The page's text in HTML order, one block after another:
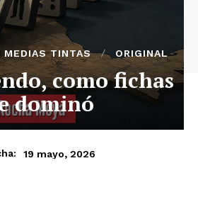
MEDIAS TINTAS ORIGINAL
como fichas
dominó
19 mayo, 2026